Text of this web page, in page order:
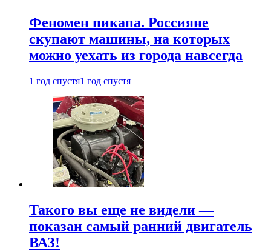
Феномен пикапа. Россияне
скупают машины, на которых
можно уехать из города навсегда
1 год спустя1 год спустя
Такого вы еще не видели —
показан самый ранний двигатель
ВАЗ!